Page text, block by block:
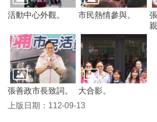
g
s
h
隱
私
權
政
活動中心外觀。 市民熱情參與。
張善政市長致詞。
大合影。
上版日期：112-09-13